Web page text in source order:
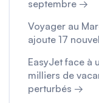
septembre →
Voyager au
ajoute 17
EasyJet face à
milliers de
perturbés →